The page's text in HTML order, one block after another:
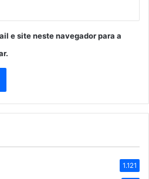
e site neste navegador para a
1.121